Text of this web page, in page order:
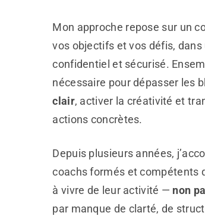
Mon approche repose sur un
vos objectifs et vos défis,
confidentiel et sécurisé.
nécessaire pour dépasser les
clair, activer la créativité et
actions concrètes.
Depuis plusieurs années,
coachs formés et compétents
à vivre de leur activité — non
par manque de clarté, de